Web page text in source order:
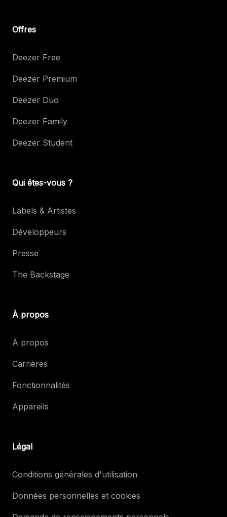
Offres
Deezer Free
Deezer Premium
Deezer Duo
Deezer Family
Deezer Student
Qui êtes-vous ?
Labels & Artistes
Développeurs
Presse
The Backstage
À propos
À propos
Carrières
Fonctionnalités
Appareils
Légal
Conditions générales d'utilisation
Données personnelles et cookies